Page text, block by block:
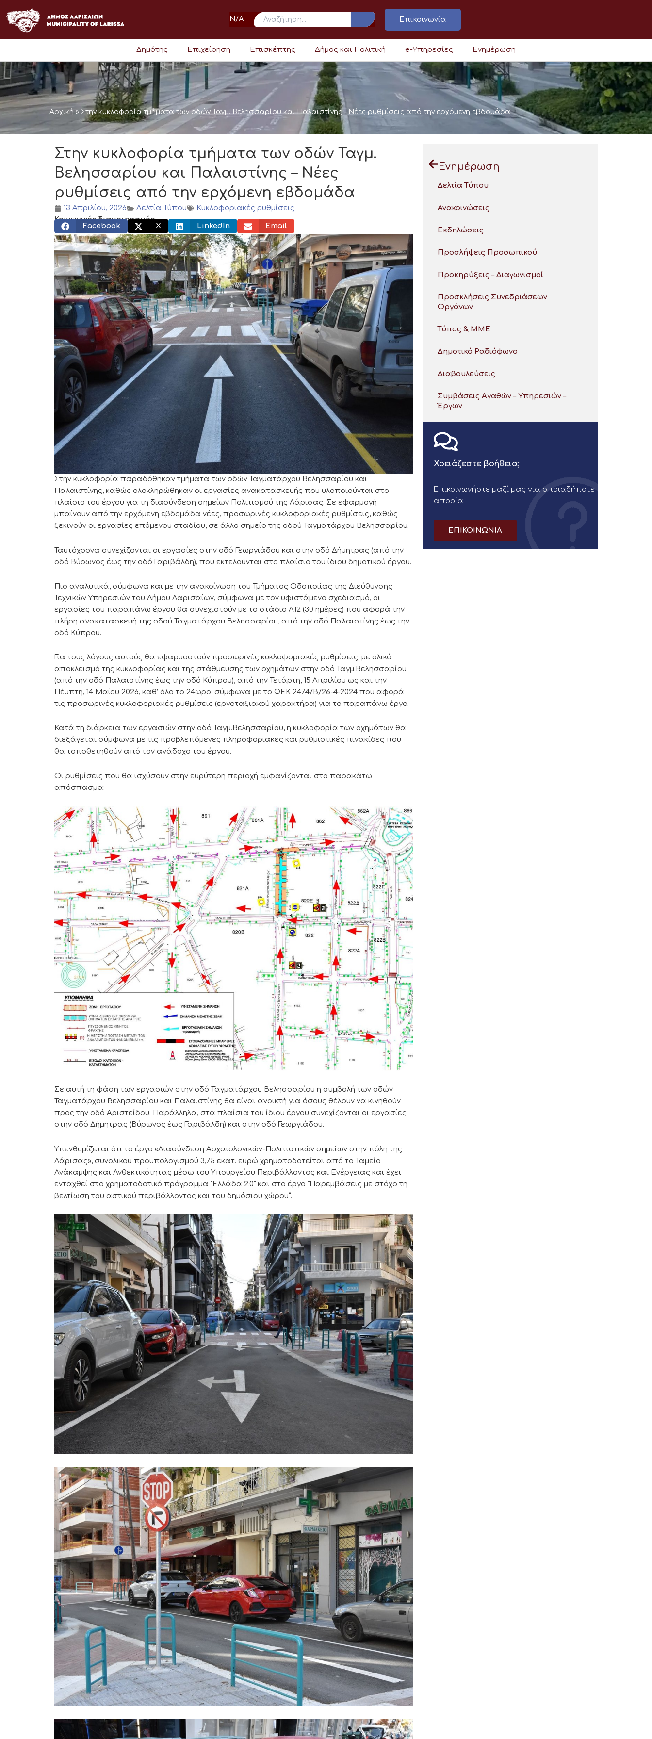
στο
περιεχόμενο
N/A Επικοινωνία
Δημότης Επιχείρηση Επισκέπτης Δήμος και Πολιτική e-Υπηρεσίες Ενημέρωση
Αρχική » Στην κυκλοφορία τμήματα των οδών Ταγμ. Βελησσαρίου και Παλαιστίνης – Νέες ρυθμίσεις από την ερχόμενη εβδομάδα
Στην κυκλοφορία τμήματα των οδών Ταγμ.
Βελησσαρίου και Παλαιστίνης – Νέες
ρυθμίσεις από την ερχόμενη εβδομάδα
13 Απριλίου, 2026 Δελτία Τύπου
Κυκλοφοριακές ρυθμίσεις
Κοινωνικός διαμοιρασμός:
Facebook X LinkedIn Email
Στην κυκλοφορία παραδόθηκαν τμήματα των οδών Ταγματάρχου Βελησσαρίου και
Παλαιστίνης, καθώς ολοκληρώθηκαν οι εργασίες ανακατασκευής που υλοποιούνται στο
πλαίσιο του έργου για τη διασύνδεση σημείων Πολιτισμού της Λάρισας. Σε εφαρμογή
μπαίνουν από την ερχόμενη εβδομάδα νέες, προσωρινές κυκλοφοριακές ρυθμίσεις, καθώς
ξεκινούν οι εργασίες επόμενου σταδίου, σε άλλο σημείο της οδού Ταγματάρχου Βελησσαρίου.
Ταυτόχρονα συνεχίζονται οι εργασίες στην οδό Γεωργιάδου και στην οδό Δήμητρας (από την
οδό Βύρωνος έως την οδό Γαριβάλδη), που εκτελούνται στο πλαίσιο του ίδιου δημοτικού έργου.
Πιο αναλυτικά, σύμφωνα και με την ανακοίνωση του Τμήματος Οδοποιίας της Διεύθυνσης
Τεχνικών Υπηρεσιών του Δήμου Λαρισαίων, σύμφωνα με τον υφιστάμενο σχεδιασμό, οι
εργασίες του παραπάνω έργου θα συνεχιστούν με το στάδιο Α12 (30 ημέρες) που αφορά την
πλήρη ανακατασκευή της οδού Ταγματάρχου Βελησσαρίου, από την οδό Παλαιστίνης έως την
οδό Κύπρου.
Για τους λόγους αυτούς θα εφαρμοστούν προσωρινές κυκλοφοριακές ρυθμίσεις, με ολικό
αποκλεισμό της κυκλοφορίας και της στάθμευσης των οχημάτων στην οδό Ταγμ.Βελησσαρίου
(από την οδό Παλαιστίνης έως την οδό Κύπρου), από την Τετάρτη, 15 Απριλίου ως και την
Πέμπτη, 14 Μαΐου 2026, καθ’ όλο το 24ωρο, σύμφωνα με το ΦΕΚ 2474/Β/26-4-2024 που αφορά
τις προσωρινές κυκλοφοριακές ρυθμίσεις (εργοταξιακού χαρακτήρα) για το παραπάνω έργο.
Κατά τη διάρκεια των εργασιών στην οδό Ταγμ.Βελησσαρίου, η κυκλοφορία των οχημάτων θα
διεξάγεται σύμφωνα με τις προβλεπόμενες πληροφοριακές και ρυθμιστικές πινακίδες που
θα τοποθετηθούν από τον ανάδοχο του έργου.
Οι ρυθμίσεις που θα ισχύσουν στην ευρύτερη περιοχή εμφανίζονται στο παρακάτω
απόσπασμα:
Σε αυτή τη φάση των εργασιών στην οδό Ταγματάρχου Βελησσαρίου η συμβολή των οδών
Ταγματάρχου Βελησσαρίου και Παλαιστίνης θα είναι ανοικτή για όσους θέλουν να κινηθούν
προς την οδό Αριστείδου. Παράλληλα, στα πλαίσια του ίδιου έργου συνεχίζονται οι εργασίες
στην οδό Δήμητρας (Βύρωνος έως Γαριβάλδη) και στην οδό Γεωργιάδου.
Υπενθυμίζεται ότι το έργο «Διασύνδεση Αρχαιολογικών-Πολιτιστικών σημείων στην πόλη της
Λάρισας», συνολικού προϋπολογισμού 3,75 εκατ. ευρώ χρηματοδοτείται από το Ταμείο
Ανάκαμψης και Ανθεκτικότητας μέσω του Υπουργείου Περιβάλλοντος και Ενέργειας και έχει
ενταχθεί στο χρηματοδοτικό πρόγραμμα “Ελλάδα 2.0” και στο έργο “Παρεμβάσεις με στόχο τη
βελτίωση του αστικού περιβάλλοντος και του δημόσιου χώρου”.
Ενημέρωση
Δελτία Τύπου
Ανακοινώσεις
Εκδηλώσεις
Προσλήψεις Προσωπικού
Προκηρύξεις – Διαγωνισμοί
Προσκλήσεις Συνεδριάσεων
Οργάνων
Τύπος & ΜΜΕ
Δημοτικό Ραδιόφωνο
Διαβουλεύσεις
Συμβάσεις Αγαθών – Υπηρεσιών –
Έργων
Χρειάζεστε βοήθεια;
Επικοινωνήστε μαζί μας για οποιαδήποτε
απορία
ΕΠΙΚΟΙΝΩΝΙΑ